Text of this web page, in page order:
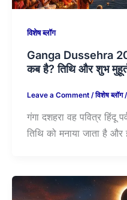
विशेष ब्लॉग
Ganga Dussehra
कब है? तिथि और शुभ
Leave a Comment /विशेष ब्लॉग/
गंगा दशहरा वह पवित्र हिंदू
तिथि को मनाया जाता है और